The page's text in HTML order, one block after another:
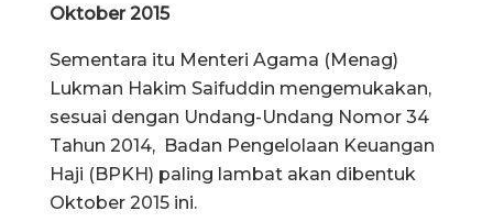
Oktober 2015
Sementara itu Menteri Agama (Menag)
Lukman Hakim Saifuddin mengemukakan,
sesuai dengan Undang-Undang Nomor 34
Tahun 2014, Badan Pengelolaan Keuangan
Haji (BPKH) paling lambat akan dibentuk
Oktober 2015 ini.